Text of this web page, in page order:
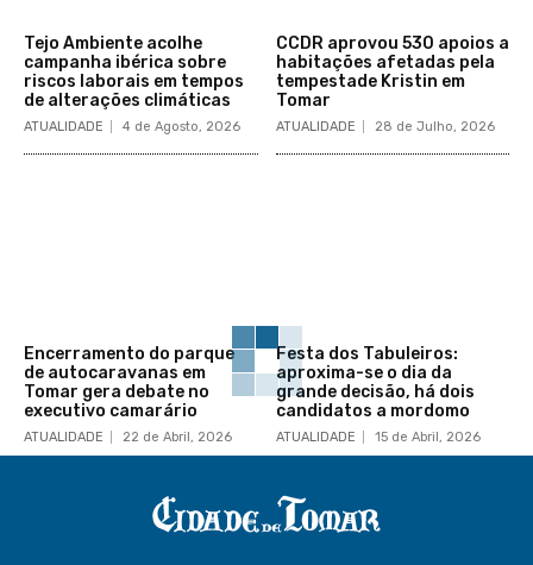
Tejo Ambiente acolhe
campanha ibérica sobre
riscos laborais em tempos
de alterações climáticas
ATUALIDADE 4 de Agosto, 2026
CCDR aprovou 530 apoios a
habitações afetadas pela
tempestade Kristin em
Tomar
ATUALIDADE 28 de Julho, 2026
Encerramento do parque
de autocaravanas em
Tomar gera debate no
executivo camarário
ATUALIDADE 22 de Abril, 2026
Festa dos Tabuleiros:
aproxima-se o dia da
grande decisão, há dois
candidatos a mordomo
ATUALIDADE 15 de Abril, 2026